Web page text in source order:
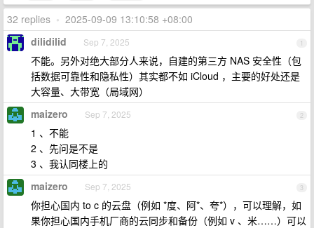
32 replies • 2025-09-09 13:10:58 +08:00
1
dilidilid Sep 7, 2025
不能。另外对绝大部分人来说，自建的第三方 NAS 安全性（包
括数据可靠性和隐私性）其实都不如 iCloud ，主要的好处还是
大容量、大带宽（局域网）
2
maizero Sep 7, 2025
1 、不能
2 、先问是不是
3 、我认同楼上的
3
maizero Sep 7, 2025
你担心国内 to c 的云盘（例如 *度、阿*、夸*），可以理解，如
果你担心国内手机厂商的云同步和备份（例如 v 、米……）可以